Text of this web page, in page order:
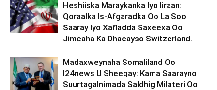
Heshiiska Maraykanka Iyo Iiraan:
Qoraalka Is-Afgaradka Oo La Soo
Saaray Iyo Xafladda Saxeexa Oo
Jimcaha Ka Dhacayso Switzerland.
Madaxweynaha Somaliland Oo
I24news U Sheegay: Kama Saarayno
Suurtagalnimada Saldhig Milateri Oo